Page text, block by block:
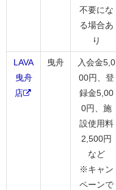
不要にな
る場合あ
り
LAVA
曳舟
店
曳舟
入会金5,0
00円、登
録金5,00
0円、施
設使用料
2,500円
など
※キャン
ペーンで